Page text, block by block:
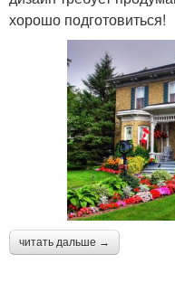
хорошо подготовиться!
читать дальше →